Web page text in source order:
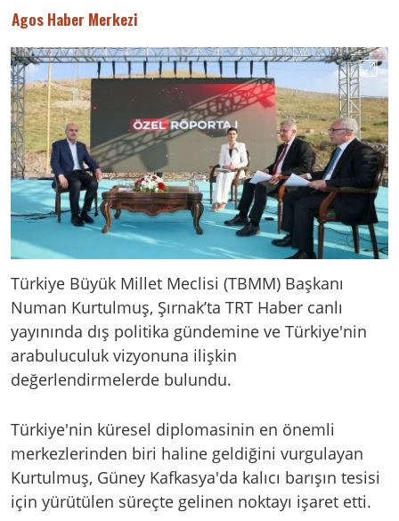
Agos Haber Merkezi
Türkiye Büyük Millet Meclisi (TBMM) Başkanı
Numan Kurtulmuş, Şırnak’ta TRT Haber canlı
yayınında dış politika gündemine ve Türkiye'nin
arabuluculuk vizyonuna ilişkin
değerlendirmelerde bulundu.
Türkiye'nin küresel diplomasinin en önemli
merkezlerinden biri haline geldiğini vurgulayan
Kurtulmuş, Güney Kafkasya'da kalıcı barışın tesisi
için yürütülen süreçte gelinen noktayı işaret etti.